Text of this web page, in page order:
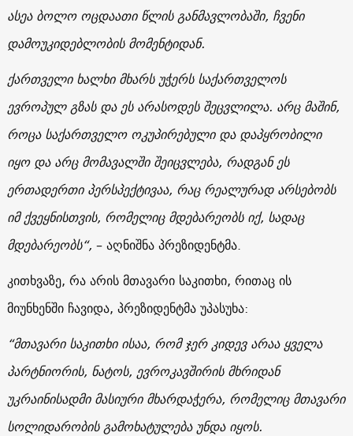
ასეა ბოლო ოცდაათი წლის განმავლობაში, ჩვენი
დამოუკიდებლობის მომენტიდან.
ქართველი ხალხი მხარს უჭერს საქართველოს
ევროპულ გზას და ეს არასოდეს შეცვლილა. არც მაშინ,
როცა საქართველო ოკუპირებული და დაპყრობილი
იყო და არც მომავალში შეიცვლება, რადგან ეს
ერთადერთი პერსპექტივაა, რაც რეალურად არსებობს
იმ ქვეყნისთვის, რომელიც მდებარეობს იქ, სადაც
მდებარეობს“, – აღნიშნა პრეზიდენტმა.
კითხვაზე, რა არის მთავარი საკითხი, რითაც ის
მიუნხენში ჩავიდა, პრეზიდენტმა უპასუხა:
“მთავარი საკითხი ისაა, რომ ჯერ კიდევ არაა ყველა
პარტნიორის, ნატოს, ევროკავშირის მხრიდან
უკრაინისადმი მასიური მხარდაჭერა, რომელიც მთავარი
სოლიდარობის გამოხატულება უნდა იყოს.